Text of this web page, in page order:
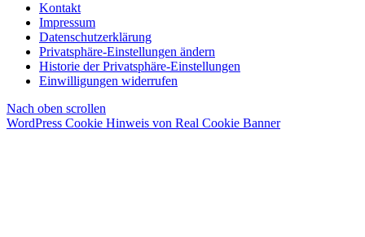
Kontakt
Impressum
Datenschutzerklärung
Privatsphäre-Einstellungen ändern
Historie der Privatsphäre-Einstellungen
Einwilligungen widerrufen
Nach oben scrollen
WordPress Cookie Hinweis von Real Cookie Banner